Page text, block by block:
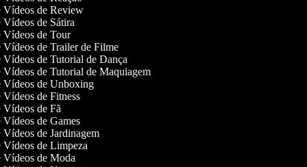
Vídeos de Review
Vídeos de Sátira
Vídeos de Tour
Vídeos de Trailer de Filme
Vídeos de Tutorial de Dança
Vídeos de Tutorial de Maquiagem
Vídeos de Unboxing
Vídeos de Fitness
Vídeos de Fã
Vídeos de Games
Vídeos de Jardinagem
Vídeos de Limpeza
Vídeos de Moda